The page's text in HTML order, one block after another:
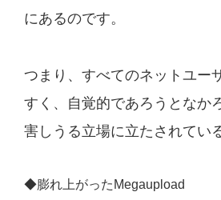
にあるのです。
つまり、すべてのネットユー
すく、自覚的であろうとなか
害しうる立場に立たされてい
◆膨れ上がったMegaupload